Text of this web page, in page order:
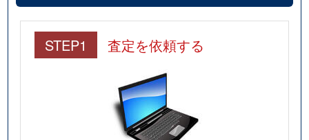
STEP1 査定を依頼する